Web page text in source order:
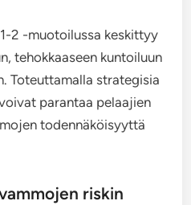
2 -muotoilussa keskittyy
tehokkaaseen kuntoiluun
Toteuttamalla strategisia
parantaa pelaajien
todennäköisyyttä
riskin